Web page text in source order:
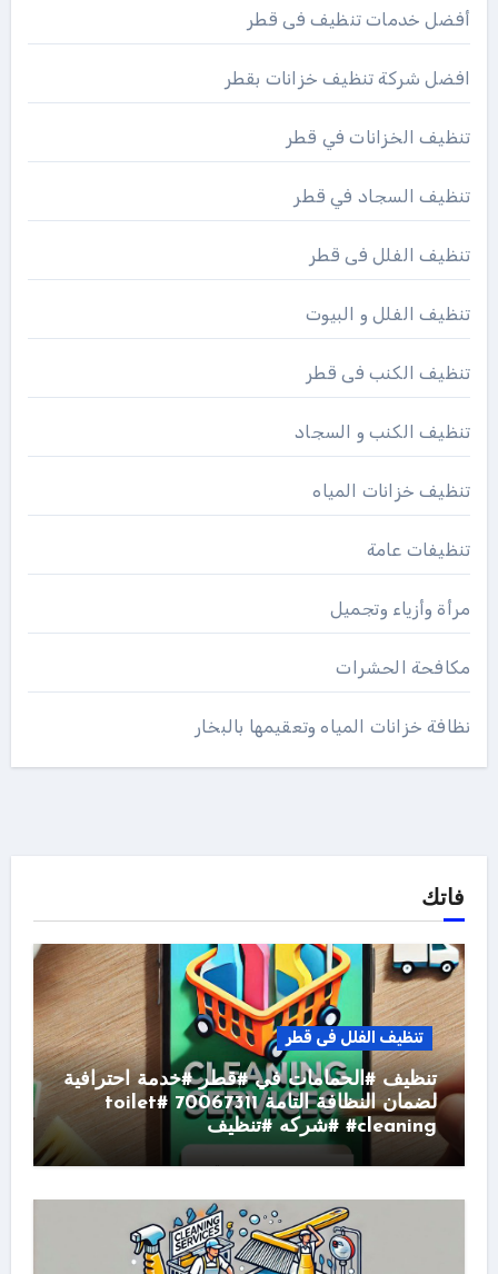
أفضل خدمات تنظيف فى قطر
افضل شركة تنظيف خزانات بقطر
تنظيف الخزانات في قطر
تنظيف السجاد في قطر
تنظيف الفلل فى قطر
تنظيف الفلل و البيوت
تنظيف الكنب فى قطر
تنظيف الكنب و السجاد
تنظيف خزانات المياه
تنظيفات عامة
مرأة وأزياء وتجميل
مكافحة الحشرات
نظافة خزانات المياه وتعقيمها بالبخار
فاتك
تنظيف الفلل فى قطر
تنظيف #الحمامات في #قطر #خدمة احترافية
لضمان النظافة التامة 70067311 #toilet
#cleaning #شركه #تنظيف